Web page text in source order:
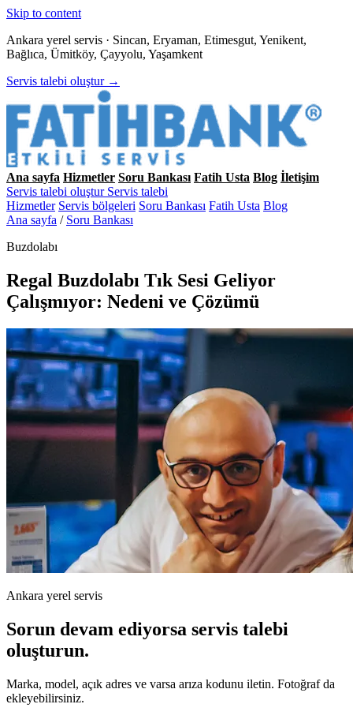
Skip to content
Ankara yerel servis · Sincan, Eryaman, Etimesgut, Yenikent,
Bağlıca, Ümitköy, Çayyolu, Yaşamkent
Servis talebi oluştur →
Ana sayfa Hizmetler Soru Bankası Fatih Usta Blog İletişim
Servis talebi oluştur Servis talebi
Hizmetler Servis bölgeleri Soru Bankası Fatih Usta Blog
Ana sayfa / Soru Bankası
Buzdolabı
Regal Buzdolabı Tık Sesi Geliyor
Çalışmıyor: Nedeni ve Çözümü
Ankara yerel servis
Sorun devam ediyorsa servis talebi
oluşturun.
Marka, model, açık adres ve varsa arıza kodunu iletin. Fotoğraf da
ekleyebilirsiniz.